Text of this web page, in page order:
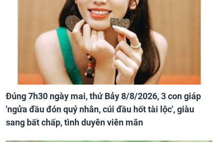
Đúng 7h30 ngày mai, thứ Bảy 8/8/2026, 3 con giáp
'ngửa đầu đón quý nhân, cúi đầu hốt tài lộc', giàu
sang bất chấp, tình duyên viên mãn